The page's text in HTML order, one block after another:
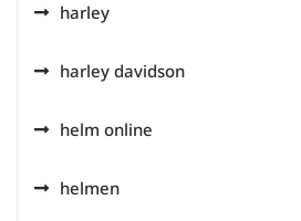
harley
harley davidson
helm online
helmen